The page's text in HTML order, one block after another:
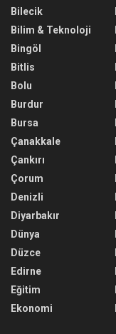
Bilecik
Bilim & Teknoloji
Bingöl
Bitlis
Bolu
Burdur
Bursa
Çanakkale
Çankırı
Çorum
Denizli
Diyarbakır
Dünya
Düzce
Edirne
Eğitim
Ekonomi